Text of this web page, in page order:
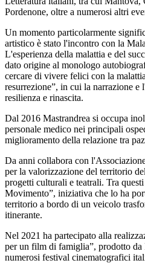
Pordenone, oltre a numerosi altri
Un momento particolarmente
artistico è stato l'incontro con la
L'esperienza della malattia e del
dato origine al monologo
cercare di vivere felici con la
resurrezione”, in cui la narrazione
resilienza e rinascita.
Dal 2016 Mastrandrea si occupa
personale medico nei principali
miglioramento della relazione tra
Da anni collabora con
per la valorizzazione del territorio
progetti culturali e teatrali. Tra
Movimento”, iniziativa che lo ha
territorio a bordo di un veicolo
itinerante.
Nel 2021 ha partecipato alla
per un film di famiglia”, prodotto da
numerosi festival cinematografici